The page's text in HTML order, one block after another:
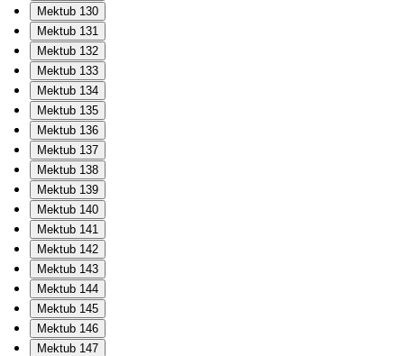
Mektub 130
Mektub 131
Mektub 132
Mektub 133
Mektub 134
Mektub 135
Mektub 136
Mektub 137
Mektub 138
Mektub 139
Mektub 140
Mektub 141
Mektub 142
Mektub 143
Mektub 144
Mektub 145
Mektub 146
Mektub 147